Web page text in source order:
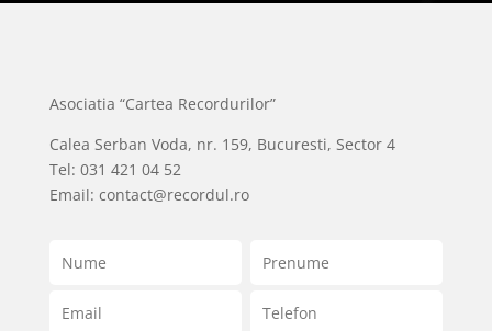
Asociatia “Cartea Recordurilor”
Calea Serban Voda, nr. 159, Bucuresti, Sector 4
Tel: 031 421 04 52
Email: contact@recordul.ro